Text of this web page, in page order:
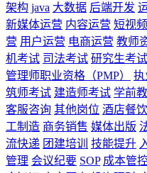
架构 java 大数据 后端开发
新媒体运营 内容运营 短视
营 用户运营 电商运营 教师
机考试 司法考试 研究生考试
管理师职业资格（PMP）
执
筑师考试 建造师考试 学前
客服咨询 其他岗位 酒店餐饮
工制造 商务销售 媒体出版
流快递 团建培训 技能提升
管理 会议纪要 SOP 成本管